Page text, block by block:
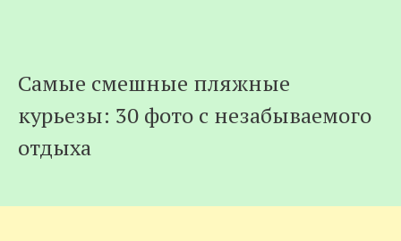
Самые смешные пляжные
курьезы: 30 фото с незабываемого
отдыха